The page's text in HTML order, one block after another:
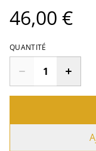
46,00 €
QUANTITÉ